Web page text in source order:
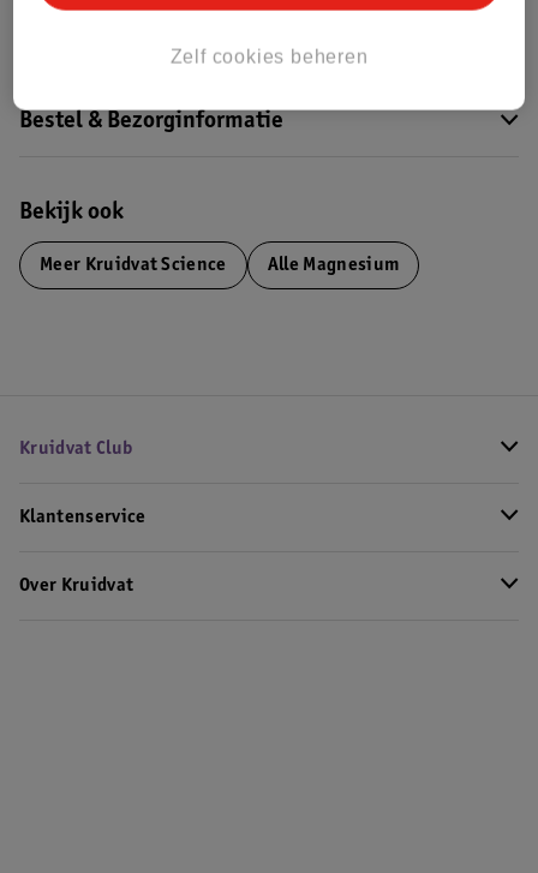
Bestel & Bezorginformatie
Bekijk ook
Meer Kruidvat Science Alle Magnesium
Kruidvat Club
Klantenservice
Over Kruidvat
Zelf cookies beheren